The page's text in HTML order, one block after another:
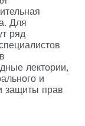
Для
ряд
лектории,
и
защиты прав